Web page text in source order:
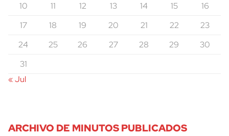
10
11 12 13 14 15
16
17
18 19 20 21 22
23
24
25 26 27 28 29
30
31
« Jul
ARCHIVO DE MINUTOS PUBLICADOS